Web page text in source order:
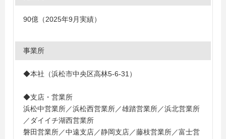
90億（2025年9月実績）
事業所
◆本社（浜松市中央区高林5-6-31）
◆支店・営業所
浜松中営業所／浜松西営業所／雄踏営業所／浜北営業所
／ダイイチ湖西営業所
磐田営業所／中遠支店／静岡支店／藤枝営業所／富士営